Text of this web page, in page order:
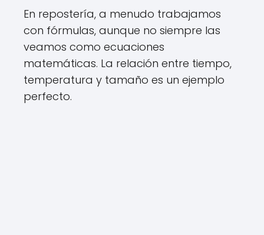
En repostería, a menudo trabajamos
con fórmulas, aunque no siempre las
veamos como ecuaciones
matemáticas. La relación entre tiempo,
temperatura y tamaño es un ejemplo
perfecto.